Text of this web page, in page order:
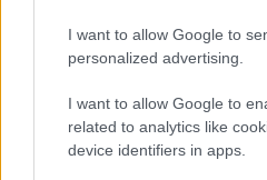
I want to allow Google to
personalized advertising.
I want to allow Google to
related to analytics like
device identifiers in apps.
ΕΘΝΟΣ θα παρεμβαίνει και τα
διαγράφονται